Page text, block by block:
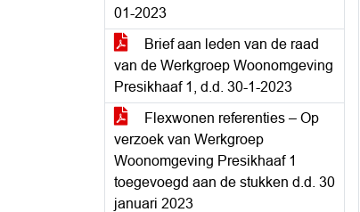
01-2023
Brief aan leden van de raad
van de Werkgroep Woonomgeving
Presikhaaf 1, d.d. 30-1-2023
Flexwonen referenties – Op
verzoek van Werkgroep
Woonomgeving Presikhaaf 1
toegevoegd aan de stukken d.d. 30
januari 2023